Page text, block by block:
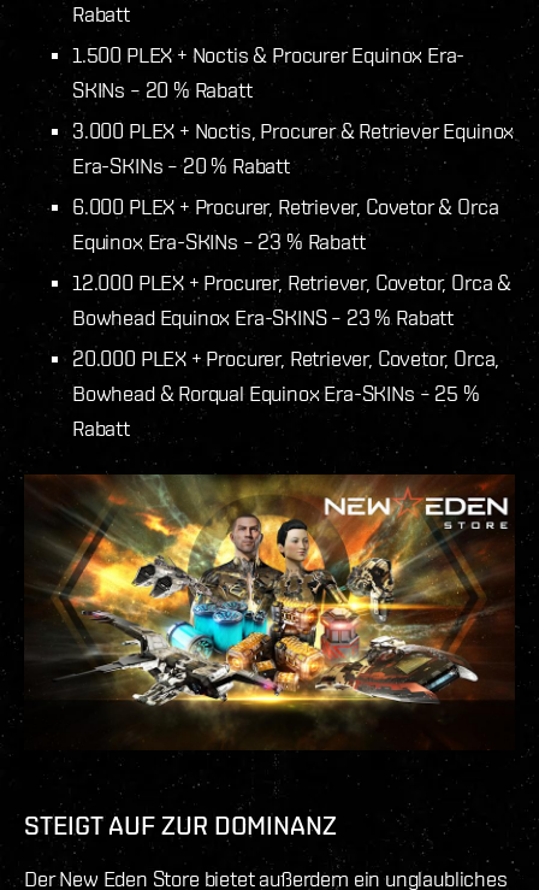
Rabatt
1.500 PLEX + Noctis & Procurer Equinox Era-
SKINs – 20 % Rabatt
3.000 PLEX + Noctis, Procurer & Retriever Equinox
Era-SKINs – 20 % Rabatt
6.000 PLEX + Procurer, Retriever, Covetor & Orca
Equinox Era-SKINs – 23 % Rabatt
12.000 PLEX + Procurer, Retriever, Covetor, Orca &
Bowhead Equinox Era-SKINS – 23 % Rabatt
20.000 PLEX + Procurer, Retriever, Covetor, Orca,
Bowhead & Rorqual Equinox Era-SKINs – 25 %
Rabatt
STEIGT AUF ZUR DOMINANZ
Der New Eden Store bietet außerdem ein unglaubliches